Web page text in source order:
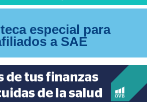
especial para
a SAE